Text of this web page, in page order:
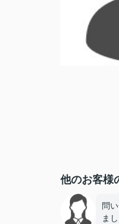
他のお客様
問
ま